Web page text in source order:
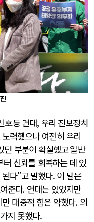
호등 연대, 우리 진보정치
력했으나 여전히 우리
던 부분이 확실했고 일반
신뢰를 회복하는 데 있
다”고 말했다. 이 말은
준다. 연대는 있었지만
대중적 힘은 약했다. 의
지 못했다.